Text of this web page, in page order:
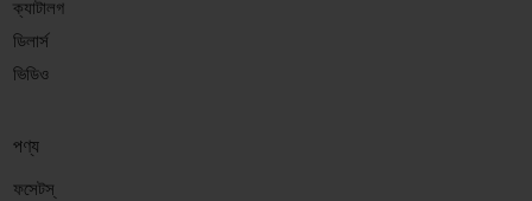
ক্যাটালগ
ডিলার্স
ভিডিও
পণ্য
ফসেটস্